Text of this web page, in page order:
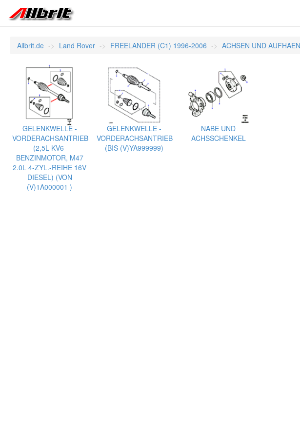
Allbrit.de Land Rover FREELANDER (C1) 1996-2006 ACHSEN UND
GELENKWELLE -
VORDERACHSANTRIEB
(2,5L KV6-
BENZINMOTOR, M47
2.0L 4-ZYL.-REIHE 16V
DIESEL) (VON
(V)1A000001 )
GELENKWELLE -
VORDERACHSANTRIEB
(BIS (V)YA999999)
NABE UND
ACHSSCHENKEL